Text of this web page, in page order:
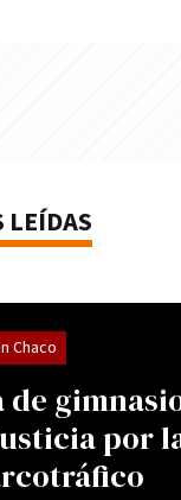
LEÍDAS
de
por
Chaco